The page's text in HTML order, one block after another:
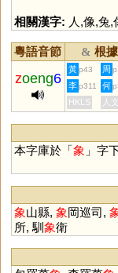
相關漢字: 人,像,兔,
粵語音節 & 根據
zoeng6
黃 p43 周
李 p311 何
HKLS 人文
本字庫於「象 」字
象山縣, 象岡巡司,
所, 馴象衛